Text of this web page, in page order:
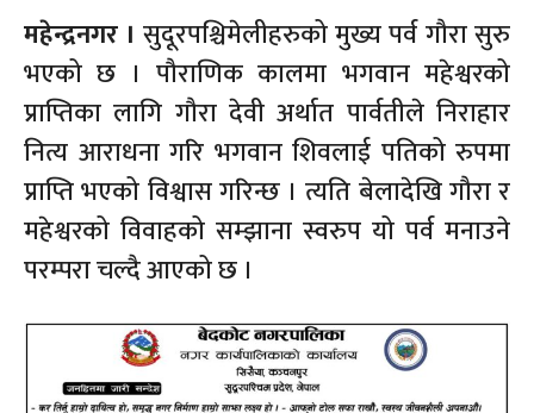
महेन्द्रनगर । सुदूरपश्चिमेलीहरुको मुख्य पर्व गौरा सुरु
भएको छ । पौराणिक कालमा भगवान महेश्वरको
प्राप्तिका लागि गौरा देवी अर्थात पार्वतीले निराहार
नित्य आराधना गरि भगवान शिवलाई पतिको रुपमा
प्राप्ति भएको विश्वास गरिन्छ । त्यति बेलादेखि गौरा र
महेश्वरको विवाहको सम्झाना स्वरुप यो पर्व मनाउने
परम्परा चल्दै आएको छ ।